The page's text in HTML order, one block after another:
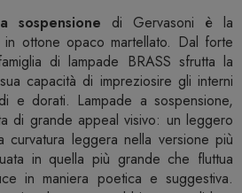
sospensione di Gervasoni è la
in ottone opaco martellato. Dal forte
di lampade BRASS sfrutta la
capacità di impreziosire gli interni
e dorati. Lampade a sospensione,
di grande appeal visivo: un leggero
leggera nella versione più
in quella più grande che fluttua
in maniera poetica e suggestiva.